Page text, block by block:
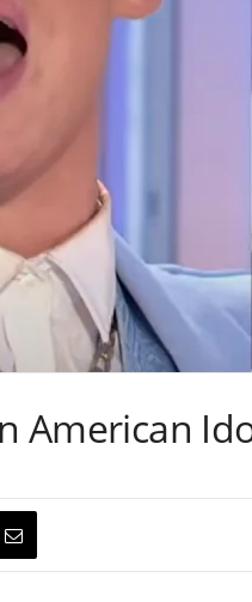
American